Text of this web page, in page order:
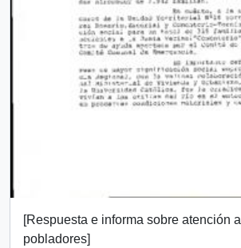
[Respuesta e informa sobre atención a
pobladores]